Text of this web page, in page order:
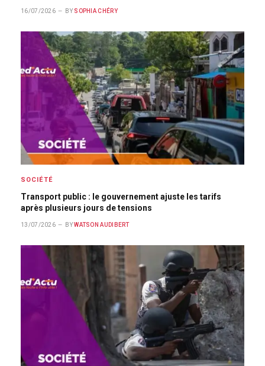
16/07/2026 BY SOPHIA CHÉRY
SOCIÉTÉ
Transport public : le gouvernement ajuste les tarifs
après plusieurs jours de tensions
13/07/2026 BY WATSON AUDIBERT